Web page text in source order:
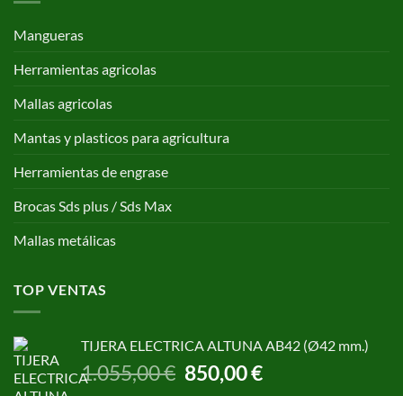
Mangueras
Herramientas agricolas
Mallas agricolas
Mantas y plasticos para agricultura
Herramientas de engrase
Brocas Sds plus / Sds Max
Mallas metálicas
TOP VENTAS
TIJERA ELECTRICA ALTUNA AB42 (Ø42 mm.)
1.055,00€ El
precio
850,00€El
precio